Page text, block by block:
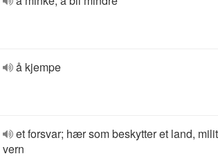
å kjempe
et forsvar; hær som beskytter et land,
vern